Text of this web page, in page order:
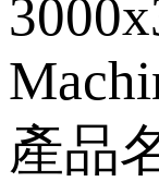
產品名